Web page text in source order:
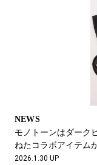
NEWS
モノトーンはダーク
ねたコラボアイテム
2026.1.30 UP